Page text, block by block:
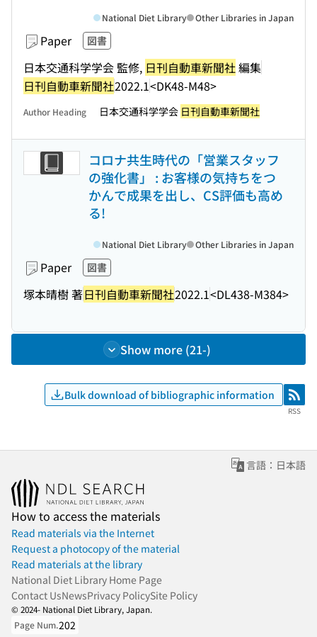
Paper 図書
日本交通科学学会 監修, 日刊自動車新聞社編集
日刊自動車新聞社2022.1<DK48-M48>
National Diet Library Other Libraries in Japan
Author Heading 日本交通科学学会 日刊自動車新聞社
コロナ共生時代の「営業スタッフ
の強化書」 : お客様の気持ちをつ
かんで成果を出し、CS評価も高め
る!
Paper 図書
塚本晴樹 著日刊自動車新聞社2022.1<DL438-M384>
National Diet Library Other Libraries in Japan
Show more (21-)
Bulk download of bibliographic information RSS
RSS
言語：日本語
How to access the materials
Read materials via the Internet
Request a photocopy of the material
Read materials at the library
National Diet Library Home Page
Contact UsNewsPrivacy PolicySite Policy
© 2024- National Diet Library, Japan.
Page Num.202